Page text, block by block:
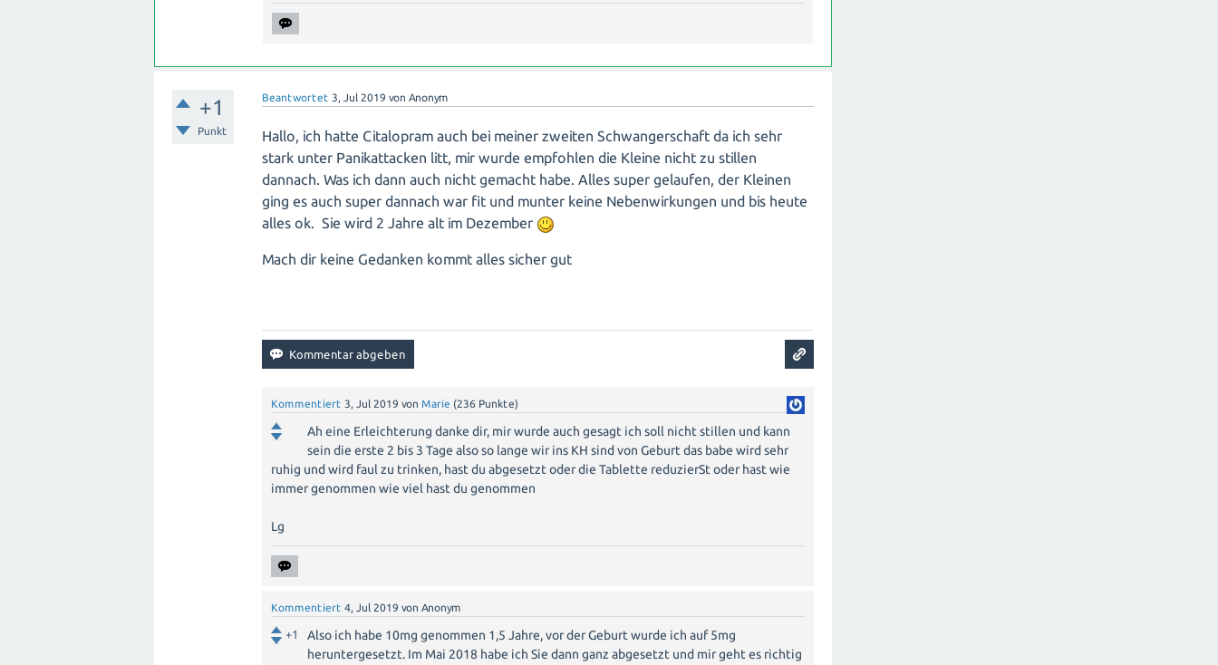
+1
Punkt
Beantwortet 3, Jul 2019 vonAnonym
Hallo, ich hatte Citalopram auch bei meiner zweiten Schwangerschaft da ich sehr
stark unter Panikattacken litt, mir wurde empfohlen die Kleine nicht zu stillen
dannach. Was ich dann auch nicht gemacht habe. Alles super gelaufen, der Kleinen
ging es auch super dannach war fit und munter keine Nebenwirkungen und bis heute
alles ok. Sie wird 2 Jahre alt im Dezember
Mach dir keine Gedanken kommt alles sicher gut
Kommentiert 3, Jul 2019 vonMarie (236 Punkte)
Ah eine Erleichterung danke dir, mir wurde auch gesagt ich soll nicht stillen und kann
sein die erste 2 bis 3 Tage also so lange wir ins KH sind von Geburt das babe wird sehr
ruhig und wird faul zu trinken, hast du abgesetzt oder die Tablette reduzierSt oder hast wie
immer genommen wie viel hast du genommen
Lg
Kommentiert 4, Jul 2019 vonAnonym
+1
Also ich habe 10mg genommen 1,5 Jahre, vor der Geburt wurde ich auf 5mg
heruntergesetzt. Im Mai 2018 habe ich Sie dann ganz abgesetzt und mir geht es richtig